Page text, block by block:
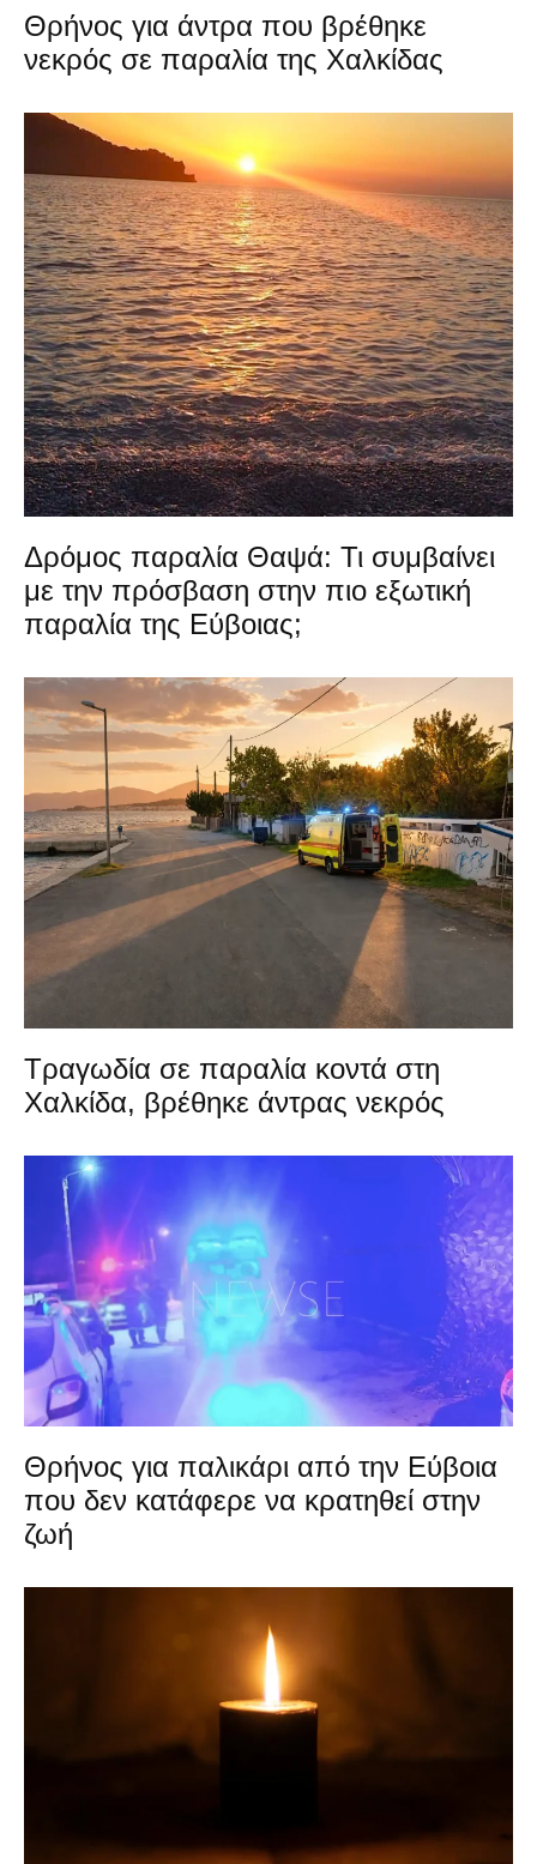
Θρήνος για άντρα που βρέθηκε
νεκρός σε παραλία της Χαλκίδας
Δρόμος παραλία Θαψά: Τι συμβαίνει
με την πρόσβαση στην πιο εξωτική
παραλία της Εύβοιας;
Τραγωδία σε παραλία κοντά στη
Χαλκίδα, βρέθηκε άντρας νεκρός
Θρήνος για παλικάρι από την Εύβοια
που δεν κατάφερε να κρατηθεί στην
ζωή